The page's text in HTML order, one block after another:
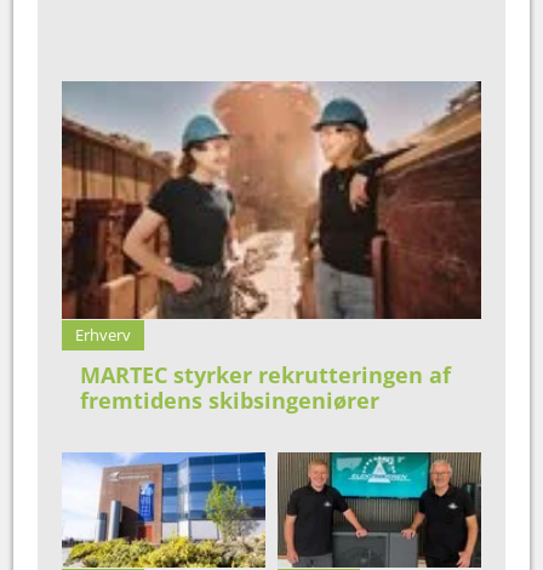
Erhverv
MARTEC styrker rekrutteringen af
fremtidens skibsingeniører